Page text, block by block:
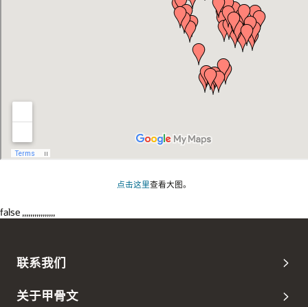
点击这里查看大图。
false ,,,,,,,,,,,,,,,,
联系我们
关于甲骨文